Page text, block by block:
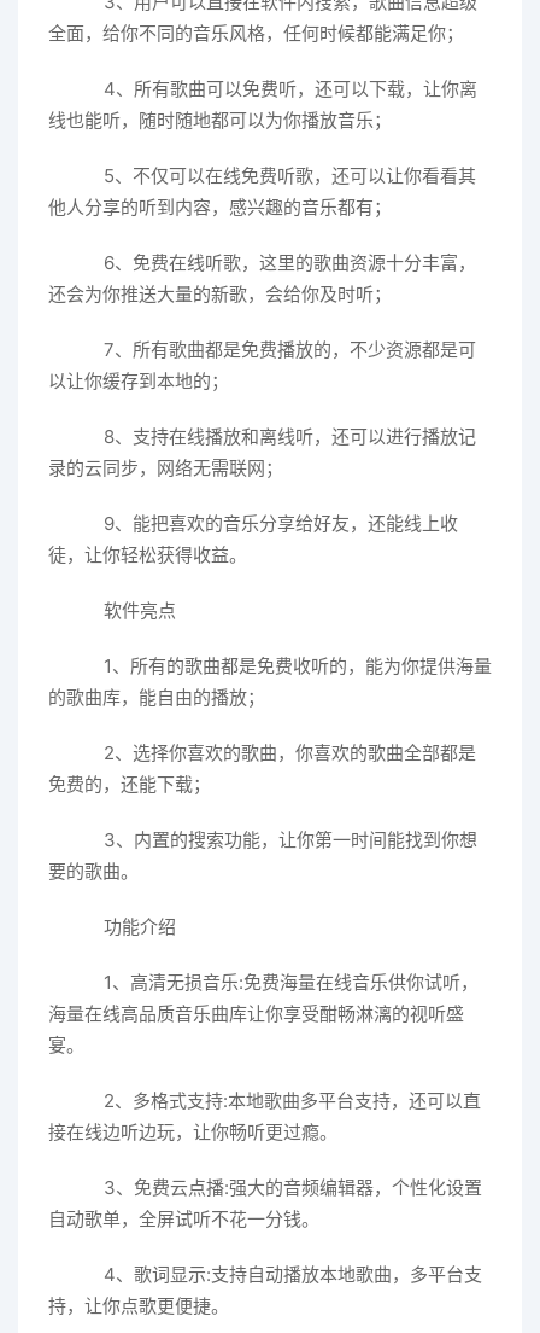
全面，给你不同的音乐风格，任何时候都能满足你；
4、所有歌曲可以免费听，还可以下载，让你离
线也能听，随时随地都可以为你播放音乐；
5、不仅可以在线免费听歌，还可以让你看看其
他人分享的听到内容，感兴趣的音乐都有；
6、免费在线听歌，这里的歌曲资源十分丰富，
还会为你推送大量的新歌，会给你及时听；
7、所有歌曲都是免费播放的，不少资源都是可
以让你缓存到本地的；
8、支持在线播放和离线听，还可以进行播放记
录的云同步，网络无需联网；
9、能把喜欢的音乐分享给好友，还能线上收
徒，让你轻松获得收益。
软件亮点
1、所有的歌曲都是免费收听的，能为你提供海量
的歌曲库，能自由的播放；
2、选择你喜欢的歌曲，你喜欢的歌曲全部都是
免费的，还能下载；
3、内置的搜索功能，让你第一时间能找到你想
要的歌曲。
功能介绍
1、高清无损音乐:免费海量在线音乐供你试听，
海量在线高品质音乐曲库让你享受酣畅淋漓的视听盛
宴。
2、多格式支持:本地歌曲多平台支持，还可以直
接在线边听边玩，让你畅听更过瘾。
3、免费云点播:强大的音频编辑器，个性化设置
自动歌单，全屏试听不花一分钱。
4、歌词显示:支持自动播放本地歌曲，多平台支
持，让你点歌更便捷。